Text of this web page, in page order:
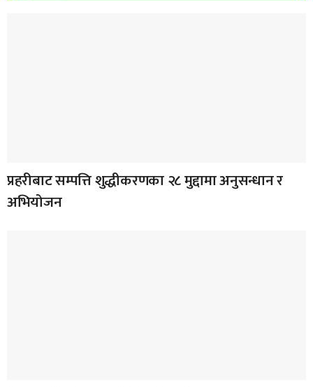
प्रहरीबाट सम्पत्ति शुद्धीकरणका २८ मुद्दामा अनुसन्धान र
अभियोजन